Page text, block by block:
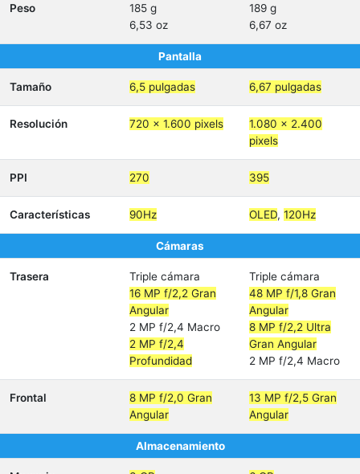
Peso
185 g
6,53 oz
189 g
6,67 oz
Pantalla
Tamaño 6,5 pulgadas 6,67 pulgadas
Resolución 720 x 1.600 pixels
1.080 x 2.400
pixels
PPI 270 395
Características 90Hz OLED, 120Hz
Cámaras
Trasera
Triple cámara
16 MP f/2,2 Gran
Angular
2 MP f/2,4 Macro
2 MP f/2,4
Profundidad
Triple cámara
48 MP f/1,8 Gran
Angular
8 MP f/2,2 Ultra
Gran Angular
2 MP f/2,4 Macro
Frontal
8 MP f/2,0 Gran
Angular
13 MP f/2,5 Gran
Angular
Almacenamiento